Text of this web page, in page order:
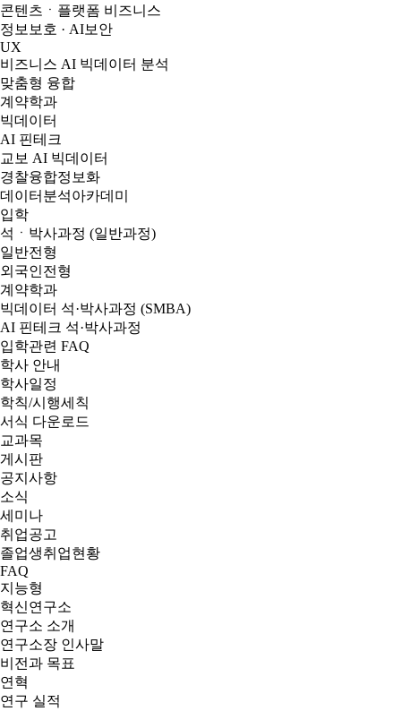
콘텐츠ㆍ플랫폼 비즈니스
정보보호 · AI보안
UX
비즈니스 AI 빅데이터 분석
맞춤형 융합
계약학과
빅데이터
AI 핀테크
교보 AI 빅데이터
경찰융합정보화
데이터분석아카데미
입학
석ㆍ박사과정 (일반과정)
일반전형
외국인전형
계약학과
빅데이터 석·박사과정 (SMBA)
AI 핀테크 석·박사과정
입학관련 FAQ
학사 안내
학사일정
학칙/시행세칙
서식 다운로드
교과목
게시판
공지사항
소식
세미나
취업공고
졸업생취업현황
FAQ
지능형
혁신연구소
연구소 소개
연구소장 인사말
비전과 목표
연혁
연구 실적